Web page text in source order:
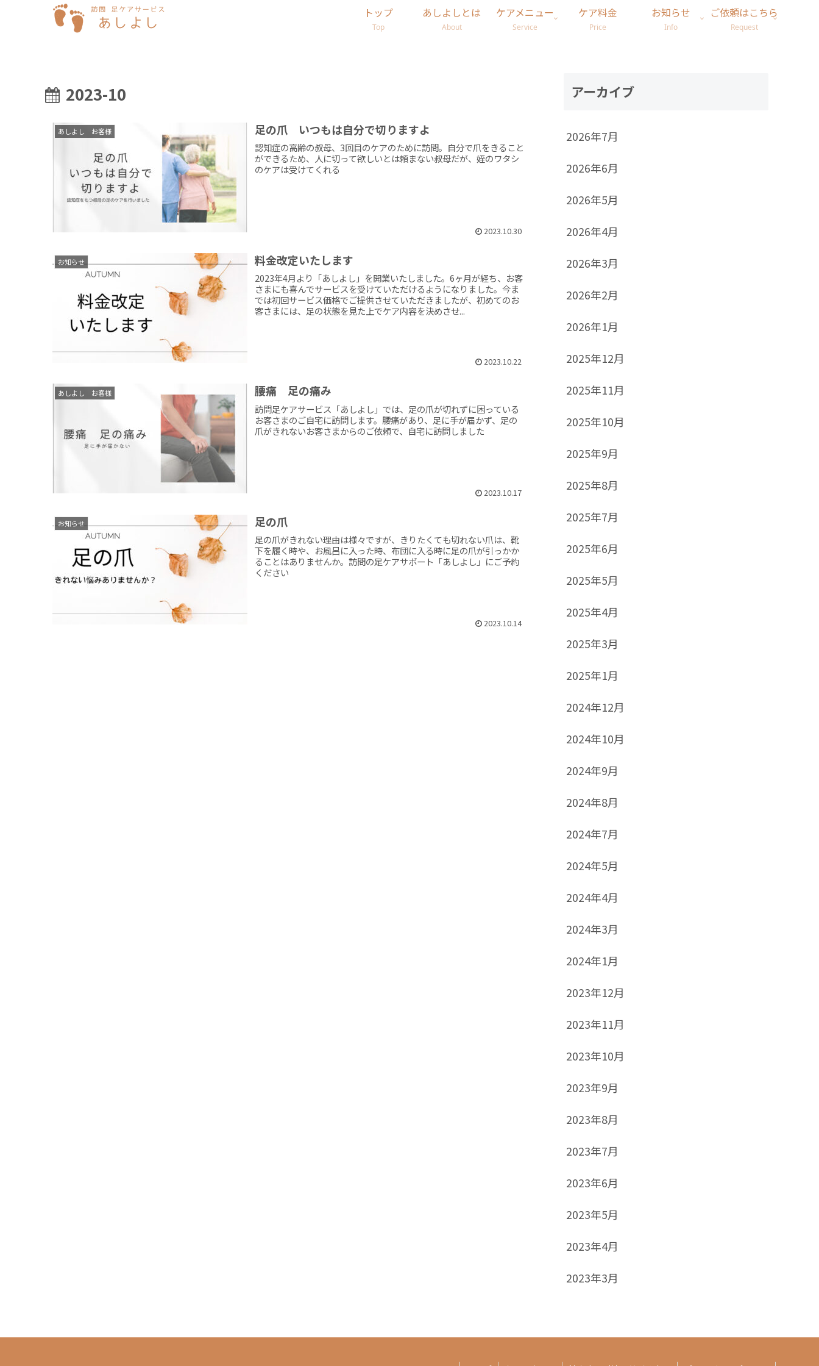
トップ
Top
あしよしとは
About
ケアメニュー
Service
ケア料金
Price
お知らせ
Info
ご依頼はこちら
Request
2023-10
あしよし お客様 足の爪 いつもは自分で切りますよ
認知症の高齢の叔母、3回目のケアのために訪問。自分で爪をきること
ができるため、人に切って欲しいとは頼まない叔母だが、姪のワタシ
のケアは受けてくれる
2023.10.30
お知らせ 料金改定いたします
2023年4月より「あしよし」を開業いたしました。6ヶ月が経ち、お客
さまにも喜んでサービスを受けていただけるようになりました。今ま
では初回サービス価格でご提供させていただきましたが、初めてのお
客さまには、足の状態を見た上でケア内容を決めさせ...
2023.10.22
あしよし お客様 腰痛 足の痛み
訪問足ケアサービス「あしよし」では、足の爪が切れずに困っている
お客さまのご自宅に訪問します。腰痛があり、足に手が届かず、足の
爪がきれないお客さまからのご依頼で、自宅に訪問しました
2023.10.17
お知らせ 足の爪
足の爪がきれない理由は様々ですが、きりたくても切れない爪は、靴
下を履く時や、お風呂に入った時、布団に入る時に足の爪が引っかか
ることはありませんか。訪問の足ケアサポート「あしよし」にご予約
ください
2023.10.14
アーカイブ
2026年7月
2026年6月
2026年5月
2026年4月
2026年3月
2026年2月
2026年1月
2025年12月
2025年11月
2025年10月
2025年9月
2025年8月
2025年7月
2025年6月
2025年5月
2025年4月
2025年3月
2025年1月
2024年12月
2024年10月
2024年9月
2024年8月
2024年7月
2024年5月
2024年4月
2024年3月
2024年1月
2023年12月
2023年11月
2023年10月
2023年9月
2023年8月
2023年7月
2023年6月
2023年5月
2023年4月
2023年3月